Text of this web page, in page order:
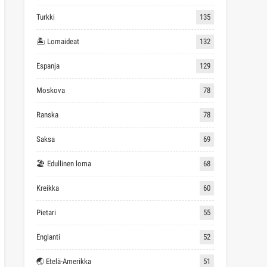
Turkki 135
🏝 Lomaideat 132
Espanja 129
Moskova 78
Ranska 78
Saksa 69
🏖 Edullinen loma 68
Kreikka 60
Pietari 55
Englanti 52
🌏 Etelä-Amerikka 51